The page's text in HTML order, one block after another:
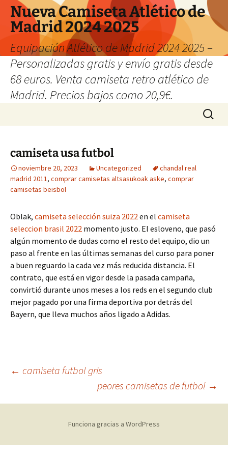
Nueva Camiseta Atlético de
Madrid 2024 2025
Equipación Atlético de Madrid 2024 2025 –
Personalizadas gratis y envío gratis desde
68 euros. Venta camiseta retro atlético de
Madrid. Precios bajos como 20,9€.
Buscar:
camiseta usa futbol
noviembre 20, 2023 Uncategorized
chandal real
madrid 2011, comprar camisetas altsasukoak aske, comprar
camisetas beisbol
Oblak, camiseta selección suiza 2022en el camiseta
seleccion brasil 2022 momento justo. El esloveno, que pasó
algún momento de dudas como el resto del equipo, dio un
paso al frente en las últimas semanas del curso para poner
a buen reguardo la cada vez más reducida distancia. El
contrato, que está en vigor desde la pasada campaña,
convirtió durante unos meses a los reds en el segundo club
mejor pagado por una firma deportiva por detrás del
Bayern, que lleva muchos años ligado a Adidas.
Navegación
de
entradas
← camiseta futbol gris
peores camisetas de futbol →
Funciona gracias a WordPress